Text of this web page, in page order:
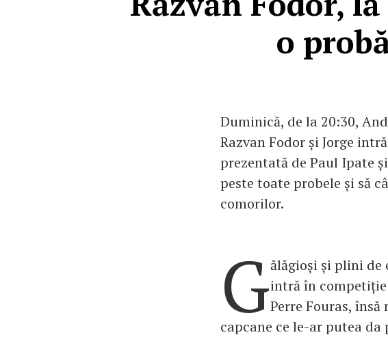
o
Duminică, de la 20:30,
Razvan Fodor și Jorge
prezentată de Paul Ipate
peste toate probele și să
comorilor.
Gălăgioși și plini de
intră în
Perre Fouras,
capcane ce le-ar putea da